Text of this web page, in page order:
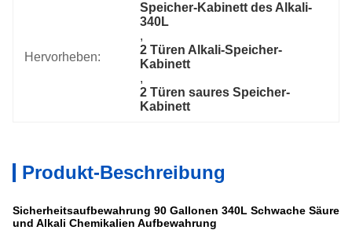
Hervorheben:
Speicher-Kabinett des Alkali-
340L
,
2 Türen Alkali-Speicher-
Kabinett
,
2 Türen saures Speicher-
Kabinett
Produkt-Beschreibung
Sicherheitsaufbewahrung 90 Gallonen 340L Schwache Säure
und Alkali Chemikalien Aufbewahrung